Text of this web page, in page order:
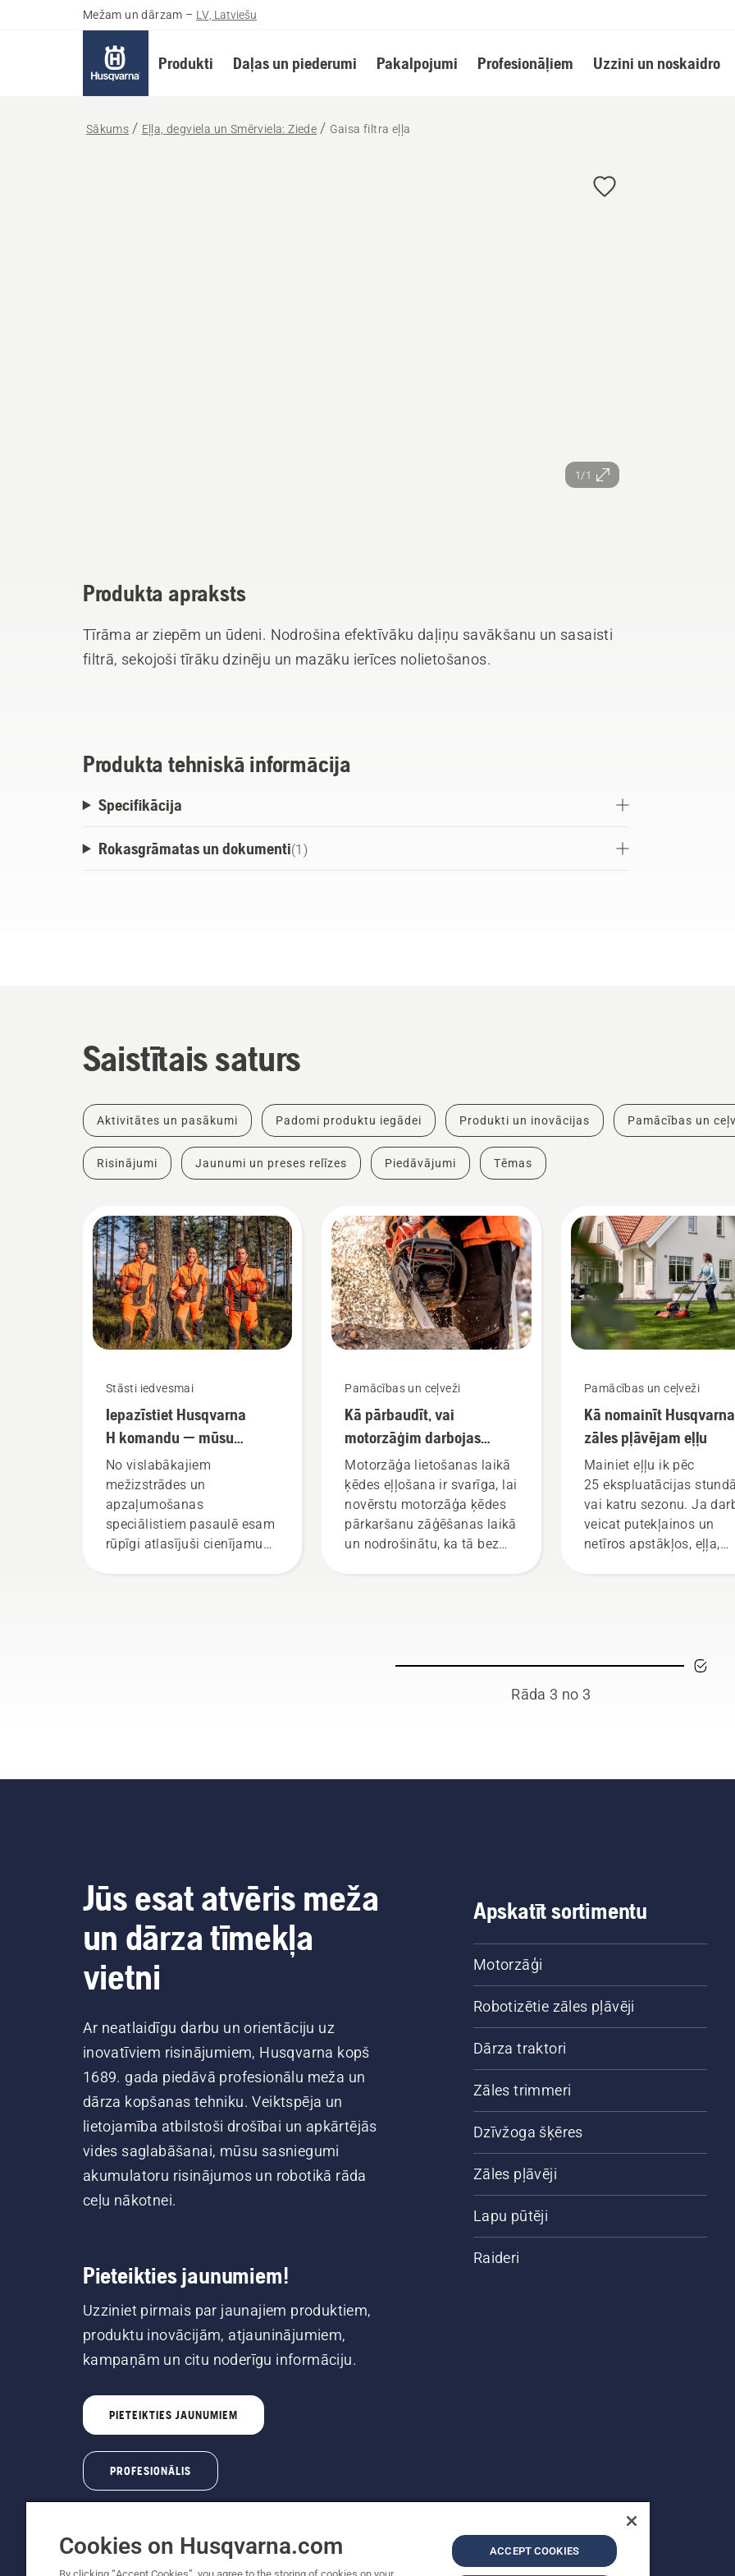
Mežam un dārzam – LV, Latviešu
Produkti Daļas un piederumi Pakalpojumi Profesionāļiem Uzzini un noskaidro
Sākums Eļļa, degviela un Smērviela: Ziede Gaisa filtra eļļa
1/1
Produkta apraksts
Tīrāma ar ziepēm un ūdeni. Nodrošina efektīvāku daļiņu savākšanu un sasaisti
filtrā, sekojoši tīrāku dzinēju un mazāku ierīces nolietošanos.
Produkta tehniskā informācija
Specifikācija
Rokasgrāmatas un dokumenti(1 )
Saistītais saturs
Aktivitātes un pasākumi Padomi produktu iegādei Produkti un inovācijas Pamācības un
Risinājumi Jaunumi un preses relīzes Piedāvājumi Tēmas
Stāsti iedvesmai
Iepazīstiet Husqvarna
H komandu — mūsu
prasīgākos lietotājus
No vislabākajiem
mežizstrādes un
apzaļumošanas
speciālistiem pasaulē esam
rūpīgi atlasījuši cienījamu
Pamācības un ceļveži
Kā pārbaudīt, vai
motorzāģim darbojas
ķēdes eļļošana?
Motorzāģa lietošanas laikā
ķēdes eļļošana ir svarīga, lai
novērstu motorzāģa ķēdes
pārkaršanu zāģēšanas laikā
un nodrošinātu, ka tā bez
par to, kā pārbaudīt, vai
bremze ir atslēgta. Darbiniet
eļļošanas sistēma darbojas.
Pamācības un ceļveži
Kā nomainīt Husqvarna
zāles pļāvējam eļļu
Mainiet eļļu ik pēc
25 ekspluatācijas
vai katru sezonu. Ja
veicat putekļainos un
netīros apstākļos, eļļa,
Rāda 3 no 3
Jūs esat atvēris meža
un dārza tīmekļa
vietni
Ar neatlaidīgu darbu un orientāciju uz
inovatīviem risinājumiem, Husqvarna kopš
1689. gada piedāvā profesionālu meža un
dārza kopšanas tehniku. Veiktspēja un
lietojamība atbilstoši drošībai un apkārtējās
vides saglabāšanai, mūsu sasniegumi
akumulatoru risinājumos un robotikā rāda
ceļu nākotnei.
Pieteikties jaunumiem!
Uzziniet pirmais par jaunajiem produktiem,
produktu inovācijām, atjauninājumiem,
kampaņām un citu noderīgu informāciju.
PIETEIKTIES JAUNUMIEM
PROFESIONĀLIS
Apskatīt sortimentu
Motorzāģi
Robotizētie zāles pļāvēji
Dārza traktori
Zāles trimmeri
Dzīvžoga šķēres
Zāles pļāvēji
Lapu pūtēji
Raideri
Cookies on Husqvarna.com ACCEPT COOKIES